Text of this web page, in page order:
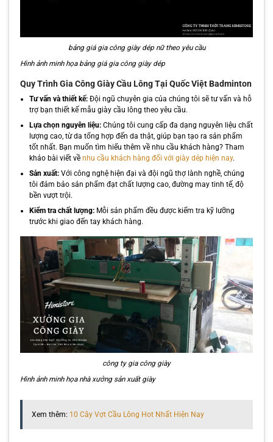
bảng giá gia công giày dép nữ theo yêu cầu
Hình ảnh minh họa bảng giá gia công giày dép
Quy Trình Gia Công Giày Cầu Lông Tại Quốc Việt Badminton
Tư vấn và thiết kế:Đội ngũ chuyên gia của chúng tôi sẽ tư vấn và hỗ
trợ bạn thiết kế mẫu giày cầu lông theo yêu cầu.
Lựa chọn nguyên liệu:Chúng tôi cung cấp đa dạng nguyên liệu chất
lượng cao, từ da tổng hợp đến da thật, giúp bạn tạo ra sản phẩm
tốt nhất. Bạn muốn tìm hiểu thêm về nhu cầu khách hàng? Tham
khảo bài viết về nhu cầu khách hàng đối với giày dép hiện nay.
Sản xuất:Với công nghệ hiện đại và đội ngũ thợ lành nghề, chúng
tôi đảm bảo sản phẩm đạt chất lượng cao, đường may tinh tế, độ
bền vượt trội.
Kiểm tra chất lượng:Mỗi sản phẩm đều được kiểm tra kỹ lưỡng
trước khi giao đến tay khách hàng.
công ty gia công giày
Hình ảnh minh họa nhà xưởng sản xuất giày
Xem thêm: 10 Cây Vợt Cầu Lông Hot Nhất Hiện Nay